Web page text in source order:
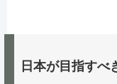
日本が目指すべ